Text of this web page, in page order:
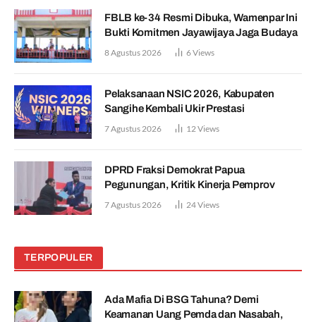
FBLB ke-34 Resmi Dibuka, Wamenpar Ini
Bukti Komitmen Jayawijaya Jaga Budaya
8 Agustus 2026 6Views
Pelaksanaan NSIC 2026, Kabupaten
Sangihe Kembali Ukir Prestasi
7 Agustus 2026 12 Views
DPRD Fraksi Demokrat Papua
Pegunungan, Kritik Kinerja Pemprov
7 Agustus 2026 24Views
TERPOPULER
Ada Mafia Di BSG Tahuna? Demi
Keamanan Uang Pemda dan Nasabah,